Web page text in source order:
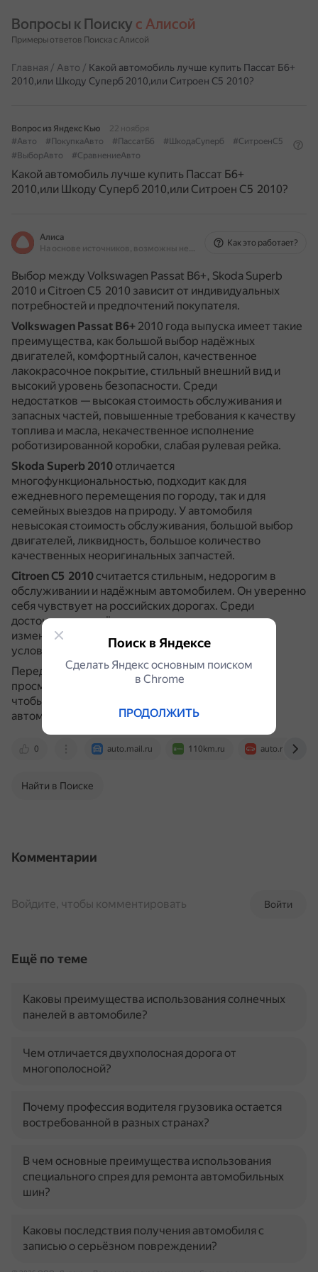
Вопросы к Поиску с Алисой
Примеры ответов Поиска с Алисой
Главная / Авто / Какой автомобиль лучше купить Пассат Б6+
2010,или Шкоду Суперб 2010,или Ситроен С5 2010?
Вопрос из Яндекс Кью
22 ноября
#Авто
#ПокупкаАвто #ПассатБ6 #ШкодаСуперб
#СитроенС5
#ВыборАвто
#СравнениеАвто
Какой автомобиль лучше купить Пассат Б6+
2010,или Шкоду Суперб 2010,или Ситроен С5 2010?
Алиса
На основе источников, возможны неточности
Как это работает?
Выбор между Volkswagen Passat B6+, Skoda Superb
2010 и Citroen C5 2010 зависит от индивидуальных
потребностей и предпочтений покупателя.
Volkswagen Passat B6+ 2010 года выпуска имеет такие
преимущества, как большой выбор надёжных
двигателей, комфортный салон, качественное
лакокрасочное покрытие, стильный внешний вид и
высокий уровень безопасности. Среди
недостатков — высокая стоимость обслуживания и
запасных частей, повышенные требования к качеству
топлива и масла, некачественное исполнение
роботизированной коробки, слабая рулевая рейка.
Skoda Superb 2010отличается
многофункциональностью, подходит как для
ежедневного перемещения по городу, так и для
семейных выездов на природу. У автомобиля
невысокая стоимость обслуживания, большой выбор
двигателей, ликвидность, большое количество
качественных неоригинальных запчастей.
Citroen C5 2010считается стильным, недорогим в
обслуживании и надёжным автомобилем. Он уверенно
себя чувствует на российских дорогах. Среди
достоинств — надёжная гидроподвеска, которая
изменяет клиренс в зависимости от дорожных
условий.
Перед покупкой рекомендуется подробно
просмотреть отзывы на независимых площадках,
чтобы не приобрести заведомо проблемный
автомобиль.
0 auto.mail.ru 110km.ru auto.ru
Найти в Поиске
Комментарии
Войти
Войдите, чтобы комментировать
Ещё по теме
Каковы преимущества использования солнечных
панелей в автомобиле?
Чем отличается двухполосная дорога от
многополосной?
Почему профессия водителя грузовика остается
востребованной в разных странах?
В чем основные преимущества использования
специального спрея для ремонта автомобильных
шин?
Каковы последствия получения автомобиля с
записью о серьёзном повреждении?
Поиск в Яндексе
Сделать Яндекс основным поиском
в Сhrome
ПРОДОЛЖИТЬ